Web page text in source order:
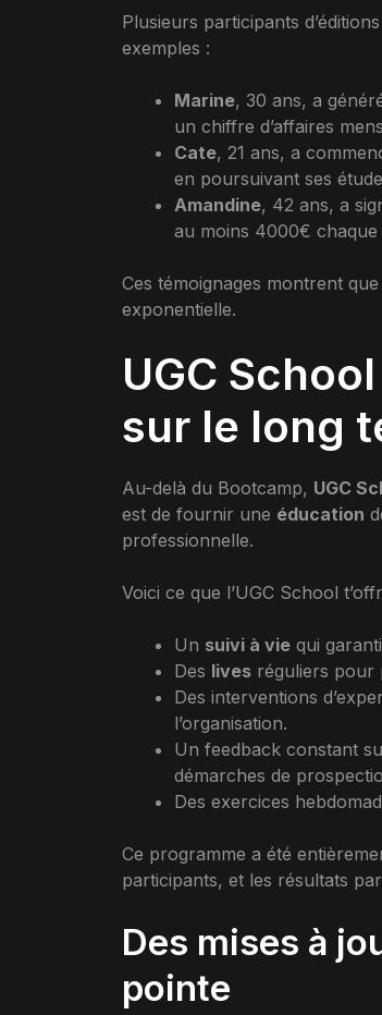
Plusieurs participants
exemples :
Marine, 30 ans, a
un chiffre d’affaires
Cate, 21 ans, a
en poursuivant ses
Amandine, 42 ans, a
au moins 4000€ chaque
Ces témoignages montrent
exponentielle.
UGC
sur le long
Au-delà du Bootcamp, UGC
est de fournir une éducation
professionnelle.
Voici ce que l’UGC School
Un suivi à vie qui
Des lives réguliers pour
Des interventions
l’organisation.
Un feedback constant
démarches de
Des exercices
Ce programme a été
participants, et les résultats
Des mises à
pointe